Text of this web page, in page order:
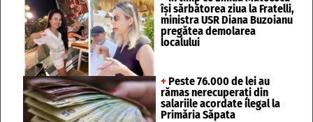
își sărbătorea ziua la Fratelli,
ministra USR Diana Buzoianu
pregătea demolarea
localului
+ Peste 76.000 de lei au
rămas nerecuperați din
salariile acordate ilegal la
Primăria Săpata